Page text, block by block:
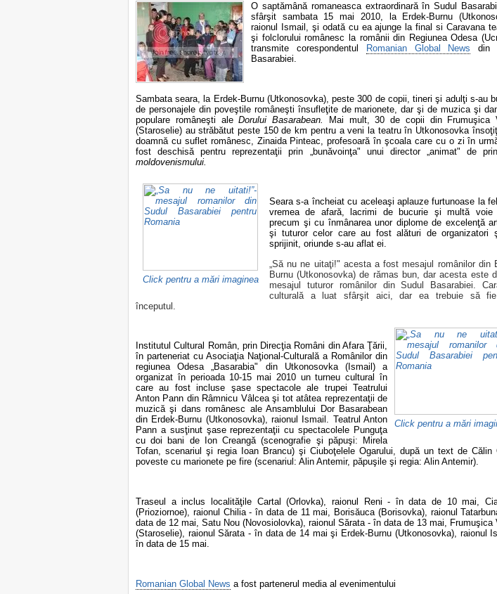
O saptămână romaneasca extraordinară în Sudul
sfârşit sambata 15 mai 2010, la Erdek-Burnu
raionul Ismail, şi odată cu ea ajunge la final si Caravana
şi folclorului românesc la românii din Regiunea Odesa
transmite corespondentul
Romanian Global News din
Basarabiei.
Sambata seara, la Erdek-Burnu (Utkonosovka), peste 300 de copii, tineri şi adulţi s-au
de personajele din poveştile româneşti însufleţite de marionete, dar şi de muzica şi
populare româneşti aleDorului Basarabean.
Mai mult, 30 de copii din Frumuşica
(Staroselie) au străbătut peste 150 de km pentru a veni la teatru în Utkonosovka
doamnă cu suflet românesc, Zinaida Pinteac, profesoară în şcoala care cu o zi în
fost deschisă pentru reprezentaţii prin „bunăvoinţa" unui director „animat" de
moldovenismului.
Click pentru a mări imaginea
Seara s-a încheiat cu aceleaşi aplauze furtunoase la
vremea de afară, lacrimi de bucurie şi multă voie
precum şi cu înmânarea unor diplome de excelenţă
şi tuturor celor care au fost alături de organizatori
sprijinit, oriunde s-au aflat ei.
„Să nu ne uitaţi!" acesta a fost mesajul românilor din
Burnu (Utkonosovka) de rămas bun, dar acesta este
mesajul tuturor românilor din Sudul Basarabiei.
culturală a luat sfârşit aici, dar ea trebuie să
începutul.
Click pentru a mări
Institutul Cultural Român, prin Direcţia Români din Afara Ţării,
în parteneriat cu Asociaţia Naţional-Culturală a Românilor din
regiunea Odesa „Basarabia" din Utkonosovka (Ismail) a
organizat în perioada 10-15 mai 2010 un turneu cultural în
care au fost incluse şase spectacole ale trupei Teatrului
Anton Pann din Râmnicu Vâlcea şi tot atâtea reprezentaţii de
muzică şi dans românesc ale Ansamblului Dor Basarabean
din Erdek-Burnu (Utkonosovka), raionul Ismail. Teatrul Anton
Pann a susţinut şase reprezentaţii cu spectacolele Punguţa
cu doi bani de Ion Creangă (scenografie şi păpuşi: Mirela
Tofan, scenariul şi regia Ioan Brancu) şi Ciuboţelele Ogarului, după un text de Călin
poveste cu marionete pe fire (scenariul: Alin Antemir, păpuşile şi regia: Alin Antemir).
Traseul a inclus localităţile Cartal (Orlovka), raionul Reni - în data de 10 mai,
(Prioziornoe), raionul Chilia - în data de 11 mai, Borisăuca (Borisovka), raionul
data de 12 mai, Satu Nou (Novosiolovka), raionul Sărata - în data de 13 mai, Frumuşica
(Staroselie), raionul Sărata - în data de 14 mai şi Erdek-Burnu (Utkonosovka), raionul
în data de 15 mai.
Romanian Global News a fost partenerul media al evenimentului